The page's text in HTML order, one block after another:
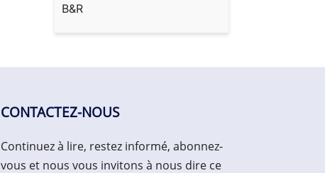
B&R
CONTACTEZ-NOUS
Continuez à lire, restez informé, abonnez-
vous et nous vous invitons à nous dire ce